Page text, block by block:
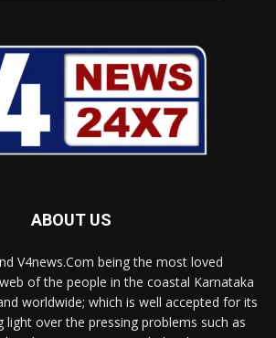
ABOUT US
V4news.Com being the most loved
of the people in the coastal Karnataka
worldwide; which is well accepted for its
light over the pressing problems such as